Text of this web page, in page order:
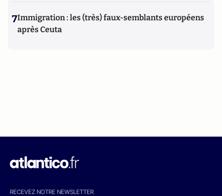
7Immigration : les (très) faux-semblants européens
après Ceuta
RECEVEZ NOTRE NEWSLETTER